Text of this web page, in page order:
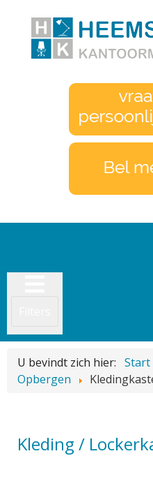
U bevindt zich hier: Start
Opbergen
Kleding /